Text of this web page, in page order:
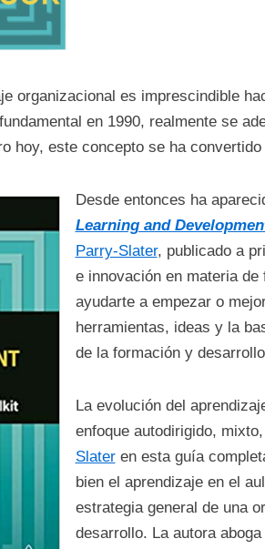
organizacional es imprescindible
en 1990, realmente se
hoy, este concepto se ha
Desde entonces ha
Learning and
Parry-Slater, publicado a
e innovación en materia
ayudarte a empezar o
herramientas, ideas y la
de la formación y
La evolución del
enfoque autodirigido,
Slateren esta guía
bien el aprendizaje en el
estrategia general de una
desarrollo. La autora